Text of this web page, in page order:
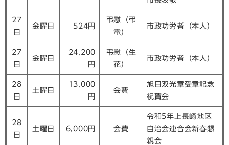
27
日
金曜日 524円
弔慰（弔
電）
市政功労者（本人）
27
日
金曜日
24,200
円
弔慰（生
花）
市政功労者（本人）
28
日
土曜日
13,000
円
会費
旭日双光章受章記念
祝賀会
28
日
土曜日 6,000円 会費
令和5年上長崎地区
自治会連合会新春懇
親会